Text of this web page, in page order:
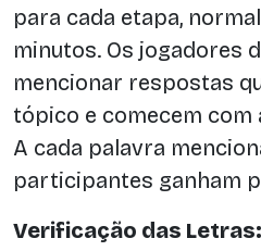
para cada etapa,
minutos. Os jogadores
mencionar respostas
tópico e comecem com
A cada palavra
participantes ganham
Verificação das Letras: